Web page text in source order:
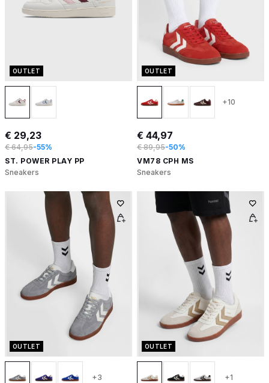
OUTLET
€ 29,23
€ 64,95-55%
ST. POWER PLAY PP
Sneakers
OUTLET
+10
€ 44,97
€ 89,95-50%
VM78 CPH MS
Sneakers
OUTLET
+3
OUTLET
+1